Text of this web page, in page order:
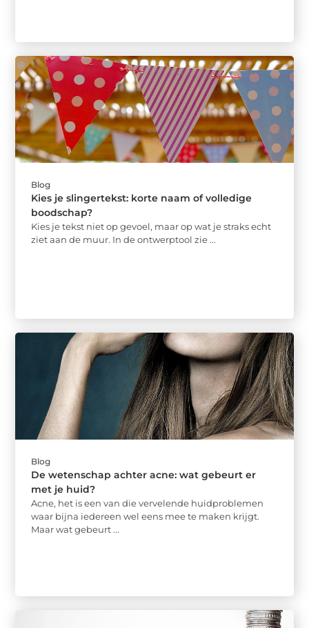
Blog
Kies je slingertekst: korte naam of volledige
boodschap?
Kies je tekst niet op gevoel, maar op wat je straks echt
ziet aan de muur. In de ontwerptool zie ...
Blog
De wetenschap achter acne: wat gebeurt er
met je huid?
Acne, het is een van die vervelende huidproblemen
waar bijna iedereen wel eens mee te maken krijgt.
Maar wat gebeurt ...